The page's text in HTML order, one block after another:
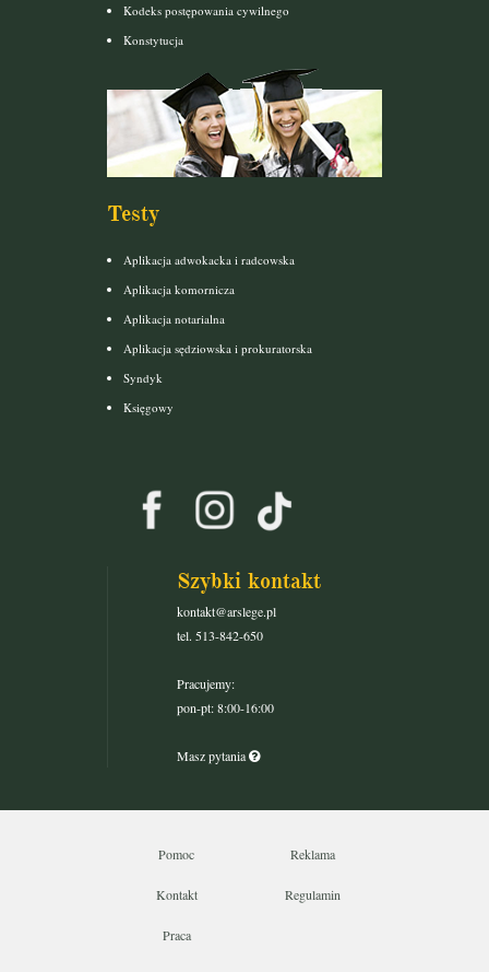
Kodeks postępowania cywilnego
Konstytucja
Testy
Aplikacja adwokacka i radcowska
Aplikacja komornicza
Aplikacja notarialna
Aplikacja sędziowska i prokuratorska
Syndyk
Księgowy
Szybki kontakt
kontakt@arslege.pl
tel. 513-842-650
Pracujemy:
pon-pt: 8:00-16:00
Masz pytania
Pomoc Reklama
Kontakt Regulamin
Praca